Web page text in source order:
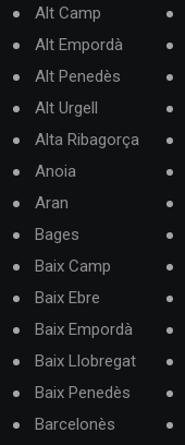
Alt Camp
Alt Empordà
Alt Penedès
Alt Urgell
Alta Ribagorça
Anoia
Aran
Bages
Baix Camp
Baix Ebre
Baix Empordà
Baix Llobregat
Baix Penedès
Barcelonès